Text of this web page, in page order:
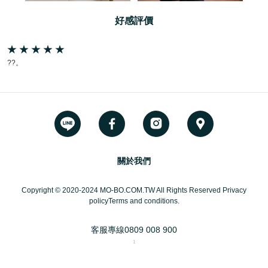
好感評價
??。
關於我們
Copyright © 2020-2024 MO-BO.COM.TW All Rights Reserved Privacy
policyTerms and conditions.
客服專線0809 008 900
1